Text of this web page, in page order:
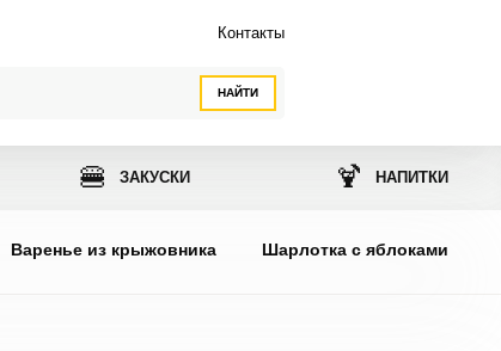
НАЙТИ
Контакты
🍔 ЗАКУСКИ 🍹 НАПИТКИ
Варенье из крыжовника Шарлотка с яблоками